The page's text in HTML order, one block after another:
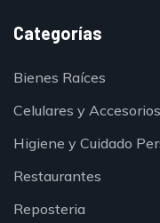
Categorías
Bienes Raíces
Celulares y Accesorios
Higiene y Cuidado
Restaurantes
Reposteria